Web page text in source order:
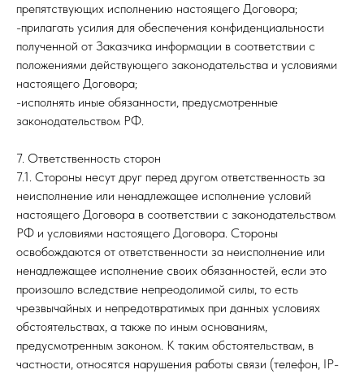
препятствующих исполнению настоящего Договора;
-прилагать усилия для обеспечения конфиденциальности
полученной от Заказчика информации в соответствии с
положениями действующего законодательства и условиями
настоящего Договора;
-исполнять иные обязанности, предусмотренные
законодательством РФ.
7. Ответственность сторон
7.1. Стороны несут друг перед другом ответственность за
неисполнение или ненадлежащее исполнение условий
настоящего Договора в соответствии с законодательством
РФ и условиями настоящего Договора. Стороны
освобождаются от ответственности за неисполнение или
ненадлежащее исполнение своих обязанностей, если это
произошло вследствие непреодолимой силы, то есть
чрезвычайных и непредотвратимых при данных условиях
обстоятельствах, а также по иным основаниям,
предусмотренным законом. К таким обстоятельствам, в
частности, относятся нарушения работы связи (телефон, IP-